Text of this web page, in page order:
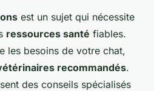
est un sujet qui nécessite
ressources santé fiables.
les besoins de votre chat,
recommandés.
des conseils spécialisés